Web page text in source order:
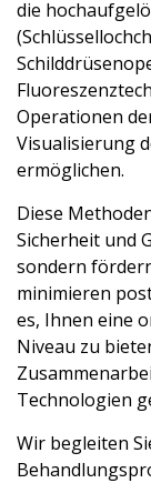
die
Operationen
Visualisierung
ermöglichen.
Diese
Sicherheit und
sondern
minimieren
es, Ihnen eine
Niveau zu
Technologien
Wir begleiten